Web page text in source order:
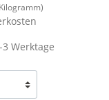
Werktage